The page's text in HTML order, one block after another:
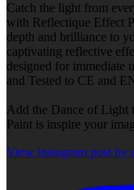
Catch the light from
with Reflectique Effect
depth and brilliance to
captivating reflective
designed for immediate
and Tested to CE and
Add the Dance of Light
Paint is inspire your
View Instagram post by